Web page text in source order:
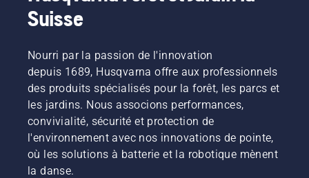
Suisse
Nourri par la passion de l'innovation
depuis 1689, Husqvarna offre aux professionnels
des produits spécialisés pour la forêt, les parcs et
les jardins. Nous associons performances,
convivialité, sécurité et protection de
l'environnement avec nos innovations de pointe,
où les solutions à batterie et la robotique mènent
la danse.